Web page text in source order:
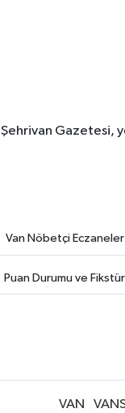
Şehrivan Gazetesi,
Van Nöbetçi Eczaneler
Puan Durumu ve Fikstür
VAN